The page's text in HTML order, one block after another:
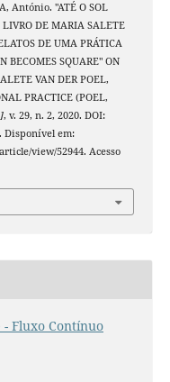
António. "ATÉ O SOL
LIVRO DE MARIA SALETE
DE UMA PRÁTICA
BECOMES SQUARE" ON
VAN DER POEL,
PRACTICE (POEL,
, v. 29, n. 2, 2020. DOI:
Disponível em:
view/52944. Acesso
- Fluxo Contínuo